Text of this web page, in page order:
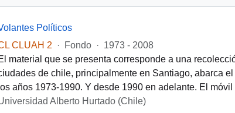
Políticos
CLUAH 2
· Fondo · 1973 - 2008
material que se presenta corresponde a una
de chile, principalmente en Santiago, abarca
los años 1973-1990. Y desde 1990 en adelante. El móvil
Alberto Hurtado (Chile)